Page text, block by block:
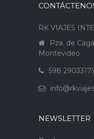
RK VIAJES
Pza. de
Montevideo
598
NEWSLETTER